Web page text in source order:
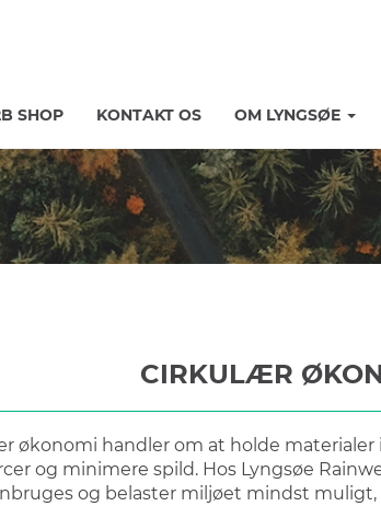
SHOP KONTAKT OS OM LYNGSØE
CIRKULÆR
økonomi handler om at holde materialer
og minimere spild. Hos Lyngsøe
og belaster miljøet mindst